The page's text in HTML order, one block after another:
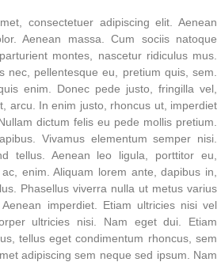
consectetuer adipiscing elit. Aenean
Aenean massa. Cum sociis natoque
montes, nascetur ridiculus mus.
nec, pellentesque eu, pretium quis, sem.
enim. Donec pede justo, fringilla vel,
arcu. In enim justo, rhoncus ut, imperdiet
dictum felis eu pede mollis pretium.
Vivamus elementum semper nisi.
tellus. Aenean leo ligula, porttitor eu,
enim. Aliquam lorem ante, dapibus in,
Phasellus viverra nulla ut metus varius
imperdiet. Etiam ultricies nisi vel
ultricies nisi. Nam eget dui. Etiam
tellus eget condimentum rhoncus, sem
adipiscing sem neque sed ipsum. Nam